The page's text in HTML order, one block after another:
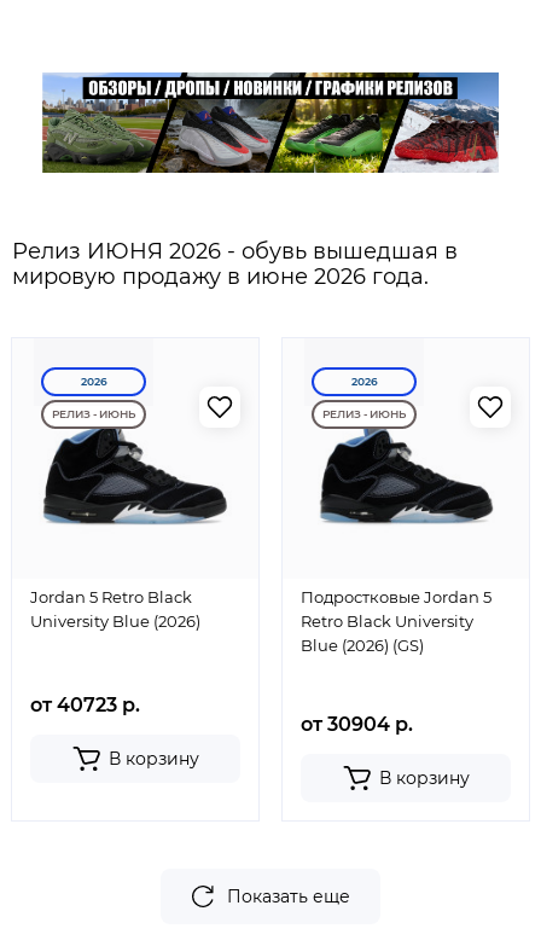
Релиз ИЮНЯ 2026 - обувь вышедшая в
мировую продажу в июне 2026 года.
2026
РЕЛИЗ - ИЮНЬ
Jordan 5 Retro Black
University Blue (2026)
от 40723 р.
В корзину
2026
РЕЛИЗ - ИЮНЬ
Подростковые Jordan 5
Retro Black University
Blue (2026) (GS)
от 30904 р.
В корзину
Показать еще